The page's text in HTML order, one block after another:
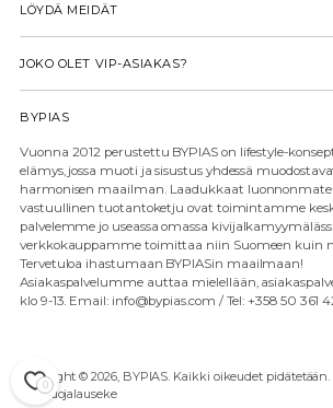
LÖYDÄ MEIDÄT
JOKO OLET VIP-ASIAKAS?
BYPIAS
Vuonna 2012 perustettu BYPIAS on lifestyle-
elämys, jossa muoti ja sisustus yhdessä
harmonisen maailman. Laadukkaat
vastuullinen tuotantoketju ovat toimintamme
palvelemme jo useassa omassa
verkkokauppamme toimittaa niin Suomeen kuin
Tervetuloa ihastumaan BYPIASin maailmaan!
Asiakaspalvelumme auttaa mielellään,
klo 9-13. Email: info@bypias.com / Tel: +358 50 361
Copyright © 2026, BYPIAS. Kaikki oikeudet pidätetään.
tietosuojalauseke
0